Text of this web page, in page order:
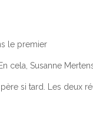
le premier
cela, Susanne
si tard. Les